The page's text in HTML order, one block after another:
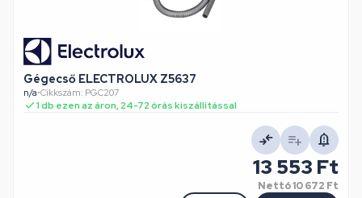
Gégecső ELECTROLUX Z5637
n/a•Cikkszám: PGC207
1 db ezen az áron, 24-72 órás kiszállítással
13 553 Ft
Nettó10 672 Ft